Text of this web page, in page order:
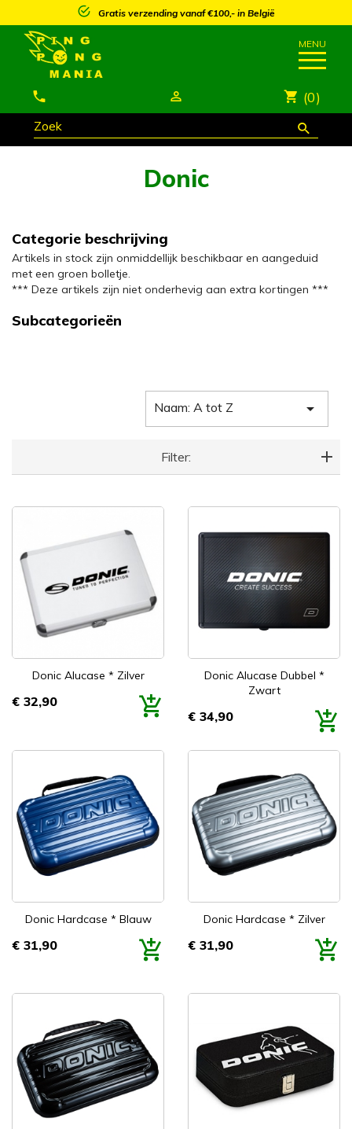
25% korting vanaf €250,- op meeste artikels*
(0)
Donic
Categorie beschrijving
Artikels in stock zijn onmiddellijk beschikbaar en aangeduid
met een groen bolletje.
*** Deze artikels zijn niet onderhevig aan extra kortingen ***
Subcategorieën
Naam: A tot Z 
Filter:
Donic Alucase * Zilver
Prijs
€ 32,90
Donic Alucase Dubbel *
Zwart
Prijs
€ 34,90
Donic Hardcase * Blauw
Prijs
€ 31,90
Donic Hardcase * Zilver
Prijs
€ 31,90